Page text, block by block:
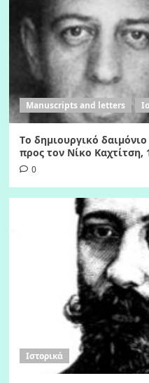
Manuscripts and letters
Tο δημιουργικό
προς τον Νίκο Καχτίτση,
0
Ιστορικά